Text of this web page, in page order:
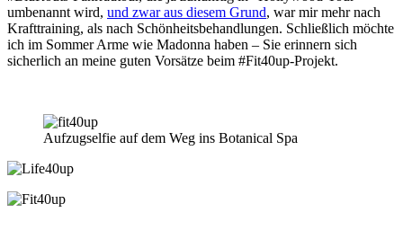
umbenannt wird, und zwar aus diesem Grund, war mir mehr nach
Krafttraining, als nach Schönheitsbehandlungen. Schließlich möchte
ich im Sommer Arme wie Madonna haben – Sie erinnern sich
sicherlich an meine guten Vorsätze beim #Fit40up-Projekt.
Aufzugselfie auf dem Weg ins Botanical Spa